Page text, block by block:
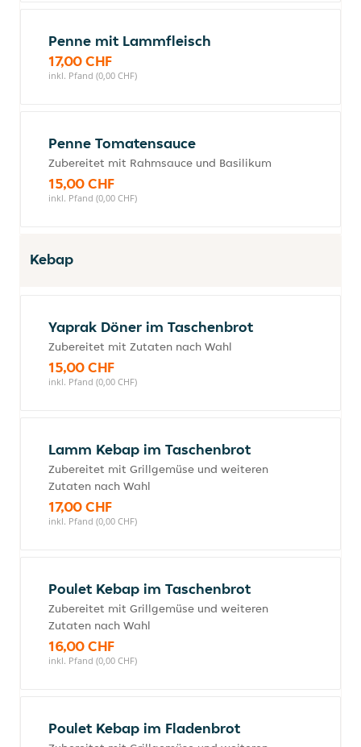
Penne mit Lammfleisch
17,00 CHF
inkl. Pfand (0,00 CHF)
Penne Tomatensauce
Zubereitet mit Rahmsauce und Basilikum
15,00 CHF
inkl. Pfand (0,00 CHF)
Kebap
Yaprak Döner im Taschenbrot
Zubereitet mit Zutaten nach Wahl
15,00 CHF
inkl. Pfand (0,00 CHF)
Lamm Kebap im Taschenbrot
Zubereitet mit Grillgemüse und weiteren
Zutaten nach Wahl
17,00 CHF
inkl. Pfand (0,00 CHF)
Poulet Kebap im Taschenbrot
Zubereitet mit Grillgemüse und weiteren
Zutaten nach Wahl
16,00 CHF
inkl. Pfand (0,00 CHF)
Poulet Kebap im Fladenbrot